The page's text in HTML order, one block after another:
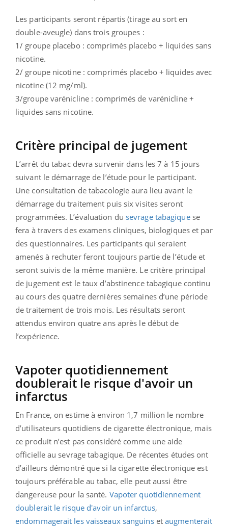
Les participants seront répartis (tirage au sort en
double-aveugle) dans trois groupes :
1/ groupe placebo : comprimés placebo + liquides sans
nicotine.
2/ groupe nicotine : comprimés placebo + liquides avec
nicotine (12 mg/ml).
3/groupe varénicline : comprimés de varénicline +
liquides sans nicotine.
Critère principal de jugement
L’arrêt du tabac devra survenir dans les 7 à 15 jours
suivant le démarrage de l’étude pour le participant.
Une consultation de tabacologie aura lieu avant le
démarrage du traitement puis six visites seront
programmées. L’évaluation du sevrage tabagiquese
fera à travers des examens cliniques, biologiques et par
des questionnaires. Les participants qui seraient
amenés à rechuter feront toujours partie de l’étude et
seront suivis de la même manière. Le critère principal
de jugement est le taux d’abstinence tabagique continu
au cours des quatre dernières semaines d’une période
de traitement de trois mois. Les résultats seront
attendus environ quatre ans après le début de
l’expérience.
Vapoter quotidiennement
doublerait le risque d'avoir un
infarctus
En France, on estime à environ 1,7 million le nombre
d’utilisateurs quotidiens de cigarette électronique, mais
ce produit n’est pas considéré comme une aide
officielle au sevrage tabagique. De récentes études ont
d’ailleurs démontré que si la cigarette électronique est
toujours préférable au tabac, elle peut aussi être
dangereuse pour la santé. Vapoter quotidiennement
doublerait le risque d'avoir un infarctus,
endommagerait les vaisseaux sanguinsetaugmenterait